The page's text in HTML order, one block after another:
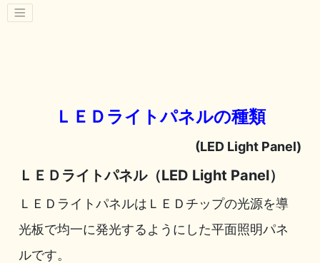
ＬＥＤライトパネルの種類
(LED Light Panel)
ＬＥＤライトパネル（LED Light Panel）
ＬＥＤライトパネルはＬＥＤチップの光源を導
光板で均一に発光するようにした平面照明パネ
ルです。